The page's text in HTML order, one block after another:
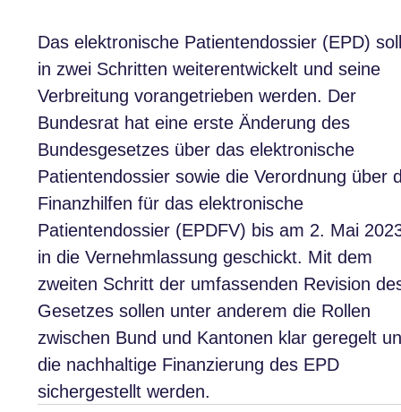
Das elektronische Patientendossier (EPD) soll
in zwei Schritten weiterentwickelt und seine
Verbreitung vorangetrieben werden. Der
Bundesrat hat eine erste Änderung des
Bundesgesetzes über das elektronische
Patientendossier sowie die Verordnung über
Finanzhilfen für das elektronische
Patientendossier (EPDFV) bis am 2. Mai
in die Vernehmlassung geschickt. Mit dem
zweiten Schritt der umfassenden Revision
Gesetzes sollen unter anderem die Rollen
zwischen Bund und Kantonen klar geregelt
die nachhaltige Finanzierung des EPD
sichergestellt werden.